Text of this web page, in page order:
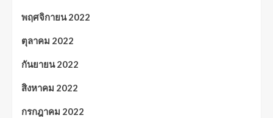
พฤศจิกายน 2022
ตุลาคม 2022
กันยายน 2022
สิงหาคม 2022
กรกฎาคม 2022